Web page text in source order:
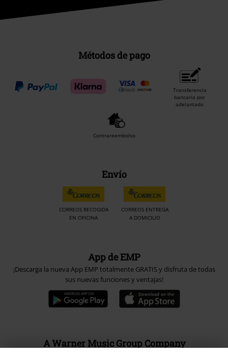
Métodos de pago
Transferencia
bancaria por
adelantado
Contrareembolso
Envío
CORREOS RECOGIDA
EN OFICINA
CORREOS ENTREGA
A DOMICILIO
App de EMP
¡Descarga la nueva App EMP totalmente GRATIS y disfruta de todas
sus nuevas funciones y ventajas!
A Warner Music Group Company